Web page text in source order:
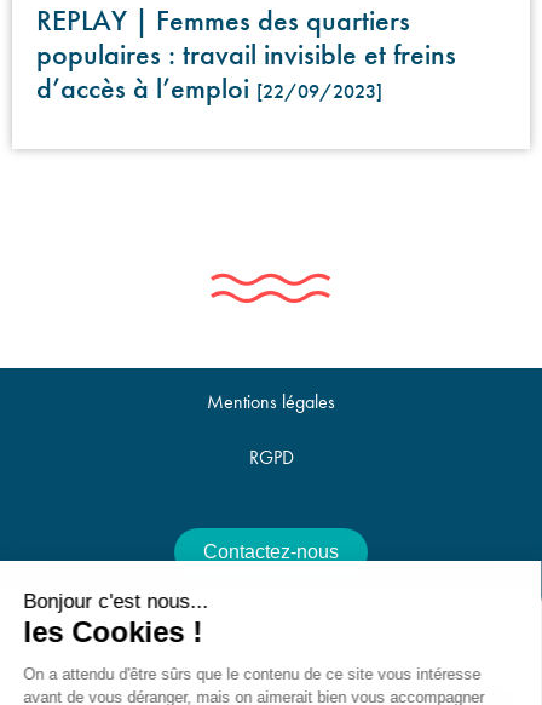
Nous utilisons des cookies pour optimiser notre site web et notre service.
REPLAY | Femmes des quartiers
populaires : travail invisible et freins
d’accès à l’emploi [22/09/2023]
Mentions légales
RGPD
Contactez-nous
Bonjour c'est nous...
les Cookies !
On a attendu d'être sûrs que le contenu de ce site vous intéresse
avant de vous déranger, mais on aimerait bien vous accompagner